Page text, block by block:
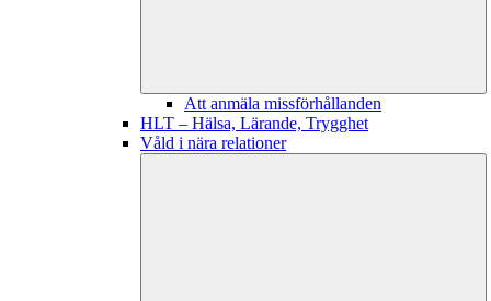
Att anmäla missförhållanden
HLT – Hälsa, Lärande, Trygghet
Våld i nära relationer